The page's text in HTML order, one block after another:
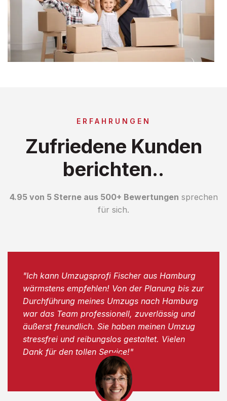
ERFAHRUNGEN
Zufriedene Kunden
berichten..
4.95 von 5 Sterne aus 500+ Bewertungen sprechen
für sich.
"Ich kann Umzugsprofi Fischer aus Hamburg
wärmstens empfehlen! Von der Planung bis zur
Durchführung meines Umzugs nach Hamburg
war das Team professionell, zuverlässig und
äußerst freundlich. Sie haben meinen Umzug
stressfrei und reibungslos gestaltet. Vielen
Dank für den tollen Service!"